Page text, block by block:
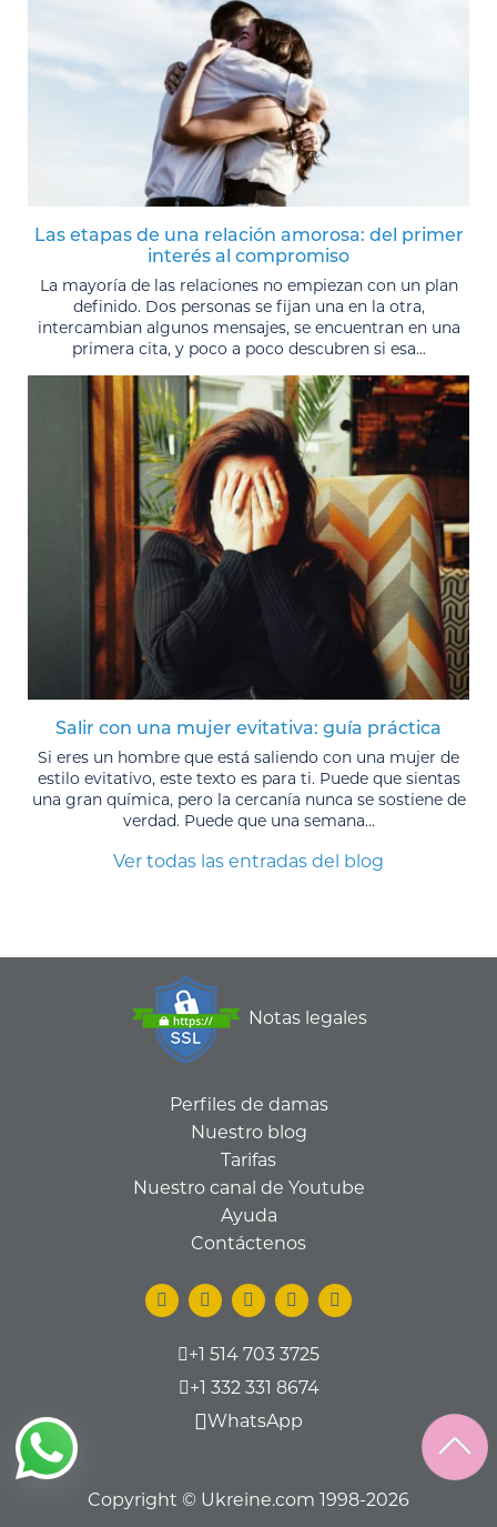
Las etapas de una relación amorosa: del primer
interés al compromiso
La mayoría de las relaciones no empiezan con un plan
definido. Dos personas se fijan una en la otra,
intercambian algunos mensajes, se encuentran en una
primera cita, y poco a poco descubren si esa...
Salir con una mujer evitativa: guía práctica
Si eres un hombre que está saliendo con una mujer de
estilo evitativo, este texto es para ti. Puede que sientas
una gran química, pero la cercanía nunca se sostiene de
verdad. Puede que una semana...
Ver todas las entradas del blog
Notas legales
Perfiles de damas
Nuestro blog
Tarifas
Nuestro canal de Youtube
Ayuda
Contáctenos
+1 514 703 3725
+1 332 331 8674
WhatsApp
Copyright © Ukreine.com 1998-2026